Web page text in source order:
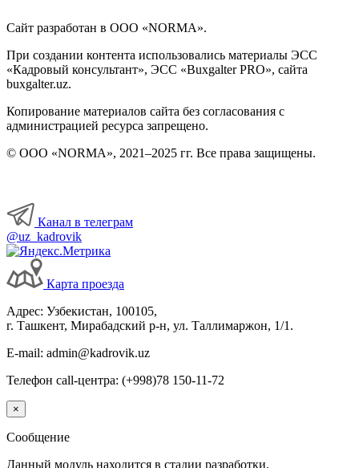
Сайт разработан в ООО «NORMA».
При создании контента использовались материалы ЭСС
«Кадровый консультант», ЭСС «Buxgalter PRO», сайта
buxgalter.uz.
Копирование материалов сайта без согласования с
администрацией ресурса запрещено.
© ООО «NORMA», 2021–2025 гг. Все права защищены.
Канал в телеграм
@uz_kadrovik
Карта проезда
Адрес: Узбекистан, 100105,
г. Ташкент, Мирабадский р-н, ул. Таллимаржон, 1/1.
E-mail: admin@kadrovik.uz
Телефон call-центра: (+998)78 150-11-72
×
Сообщение
Данный модуль находится в стадии разработки.